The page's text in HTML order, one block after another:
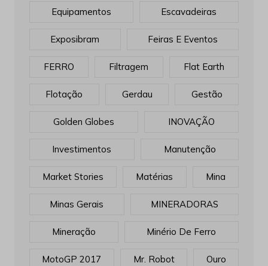
Equipamentos Escavadeiras
Exposibram Feiras E Eventos
FERRO Filtragem Flat Earth
Flotação Gerdau Gestão
Golden Globes INOVAÇÃO
Investimentos Manutenção
Market Stories Matérias Mina
Minas Gerais MINERADORAS
Mineração Minério De Ferro
MotoGP 2017 Mr. Robot Ouro